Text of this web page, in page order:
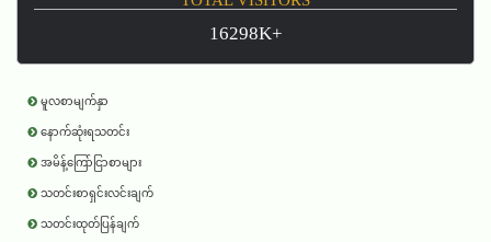
16298K+
မူလစာမျက်နှာ
နောက်ဆုံးရသတင်း
အမိန့်ကြော်ငြာစာများ
သတင်းစာရှင်းလင်းချက်
သတင်းထုတ်ပြန်ချက်